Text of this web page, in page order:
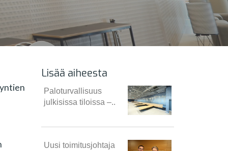
Lisää aiheesta
Paloturvallisuus
julkisissa tiloissa –..
Uusi toimitusjohtaja